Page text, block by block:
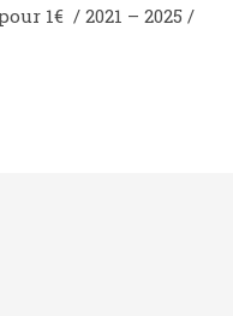
1€ / 2021 – 2025 /